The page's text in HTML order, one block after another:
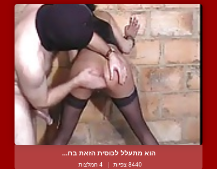
הוא מתעלל לכוסית הזאת בח...
8440 צפיות | 4 המלצות